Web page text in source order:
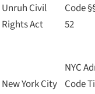
Unruh Civil
Rights Act
Code
52
New York City
NYC
Code